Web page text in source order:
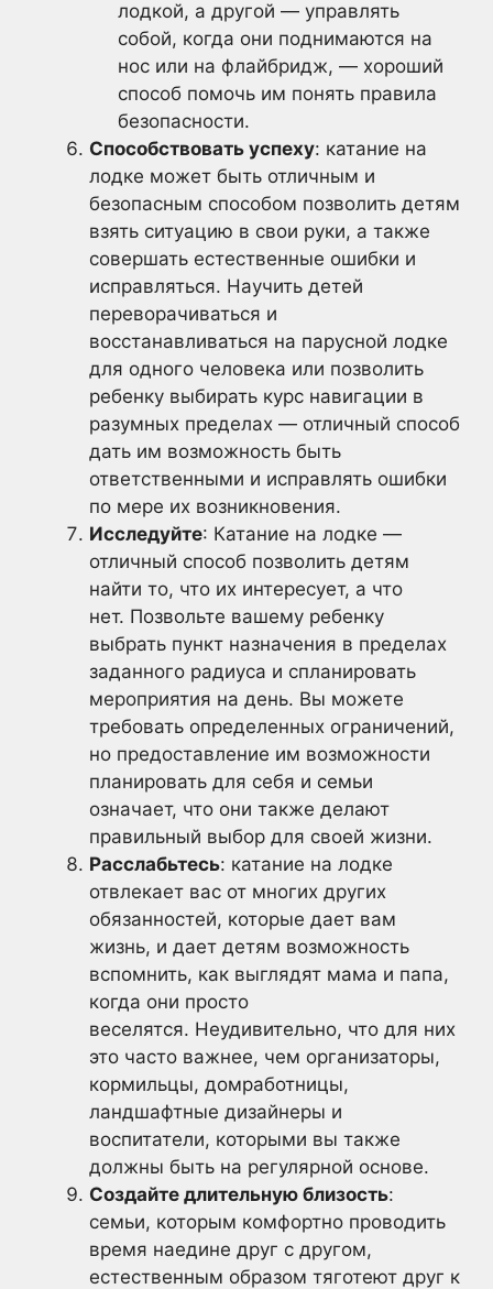
лодкой, а другой — управлять
собой, когда они поднимаются на
нос или на флайбридж, — хороший
способ помочь им понять правила
безопасности.
Способствовать успеху: катание на
лодке может быть отличным и
безопасным способом позволить детям
взять ситуацию в свои руки, а также
совершать естественные ошибки и
исправляться. Научить детей
переворачиваться и
восстанавливаться на парусной лодке
для одного человека или позволить
ребенку выбирать курс навигации в
разумных пределах — отличный способ
дать им возможность быть
ответственными и исправлять ошибки
по мере их возникновения.
Исследуйте: Катание на лодке —
отличный способ позволить детям
найти то, что их интересует, а что
нет. Позвольте вашему ребенку
выбрать пункт назначения в пределах
заданного радиуса и спланировать
мероприятия на день. Вы можете
требовать определенных ограничений,
но предоставление им возможности
планировать для себя и семьи
означает, что они также делают
правильный выбор для своей жизни.
Расслабьтесь: катание на лодке
отвлекает вас от многих других
обязанностей, которые дает вам
жизнь, и дает детям возможность
вспомнить, как выглядят мама и папа,
когда они просто
веселятся. Неудивительно, что для них
это часто важнее, чем организаторы,
кормильцы, домработницы,
ландшафтные дизайнеры и
воспитатели, которыми вы также
должны быть на регулярной основе.
Создайте длительную близость:
семьи, которым комфортно проводить
время наедине друг с другом,
естественным образом тяготеют друг к